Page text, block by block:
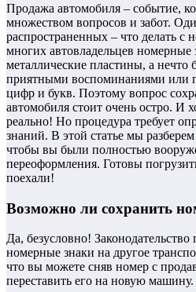
Продажа автомобиля – событие,
множеством вопросов и забот.
распространенных – что делать с
многих автовладельцев номерные
металлические пластины, а нечто
приятными воспоминаниями или
цифр и букв. Поэтому вопрос
автомобиля стоит очень остро. И
реально! Но процедура требует
знаний. В этой статье мы
чтобы вы были полностью
переоформления. Готовы
поехали!
Возможно ли сохранить
Да, безусловно!
номерные знаки на другое
что вы можете сняв номер с
переставить его на новую